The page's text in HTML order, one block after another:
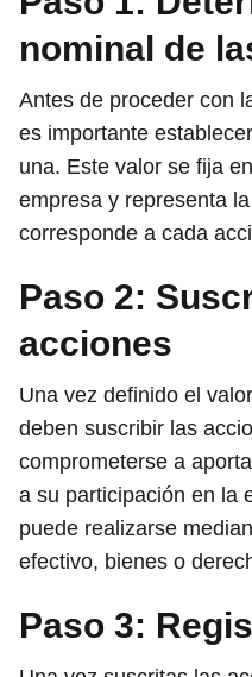
nominal de
Antes de proceder con
es importante
una. Este valor se fija
empresa y representa
corresponde a cada
Paso 2:
acciones
Una vez definido el
deben suscribir las
comprometerse a
a su participación en la
puede realizarse
efectivo, bienes o
Paso 3: